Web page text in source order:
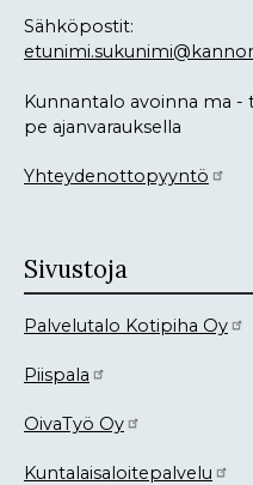
Sähköpostit:
Kunnantalo avoinna ma -
pe ajanvarauksella
Yhteydenottopyyntö
Sivustoja
Palvelutalo Kotipiha Oy
Piispala
OivaTyö Oy
Kuntalaisaloitepalvelu